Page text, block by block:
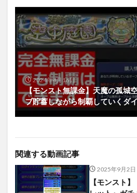
2024年4月16日
【モンスト無課金】天魔の孤城
ブ貯蓄しながら制覇していくダ
関連する動画記事
2025年9月2日
【モンスト